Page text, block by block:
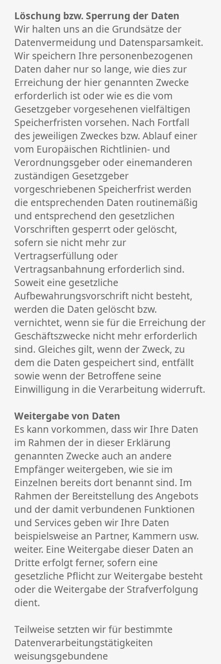
Löschung bzw. Sperrung der Daten
Wir halten uns an die Grundsätze der
Datenvermeidung und Datensparsamkeit.
Wir speichern Ihre personenbezogenen
Daten daher nur so lange, wie dies zur
Erreichung der hier genannten Zwecke
erforderlich ist oder wie es die vom
Gesetzgeber vorgesehenen vielfältigen
Speicherfristen vorsehen. Nach Fortfall
des jeweiligen Zweckes bzw. Ablauf einer
vom Europäischen Richtlinien- und
Verordnungsgeber oder einemanderen
zuständigen Gesetzgeber
vorgeschriebenen Speicherfrist werden
die entsprechenden Daten routinemäßig
und entsprechend den gesetzlichen
Vorschriften gesperrt oder gelöscht,
sofern sie nicht mehr zur
Vertragserfüllung oder
Vertragsanbahnung erforderlich sind.
Soweit eine gesetzliche
Aufbewahrungsvorschrift nicht besteht,
werden die Daten gelöscht bzw.
vernichtet, wenn sie für die Erreichung der
Geschäftszwecke nicht mehr erforderlich
sind. Gleiches gilt, wenn der Zweck, zu
dem die Daten gespeichert sind, entfällt
sowie wenn der Betroffene seine
Einwilligung in die Verarbeitung widerruft.
Weitergabe von Daten
Es kann vorkommen, dass wir Ihre Daten
im Rahmen der in dieser Erklärung
genannten Zwecke auch an andere
Empfänger weitergeben, wie sie im
Einzelnen bereits dort benannt sind. Im
Rahmen der Bereitstellung des Angebots
und der damit verbundenen Funktionen
und Services geben wir Ihre Daten
beispielsweise an Partner, Kammern usw.
weiter. Eine Weitergabe dieser Daten an
Dritte erfolgt ferner, sofern eine
gesetzliche Pflicht zur Weitergabe besteht
oder die Weitergabe der Strafverfolgung
dient.
Teilweise setzten wir für bestimmte
Datenverarbeitungstätigkeiten
weisungsgebundene